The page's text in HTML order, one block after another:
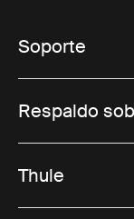
Soporte
Respaldo
Thule